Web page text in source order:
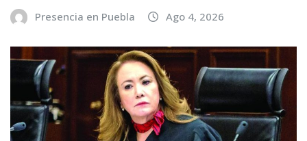
Presencia en Puebla Ago 4, 2026